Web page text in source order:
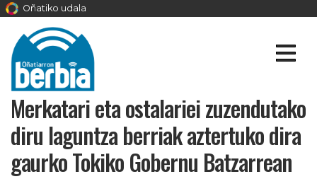
Oñatiko udala
Merkatari eta ostalariei zuzendutako
diru laguntza berriak aztertuko dira
gaurko Tokiko Gobernu Batzarrean